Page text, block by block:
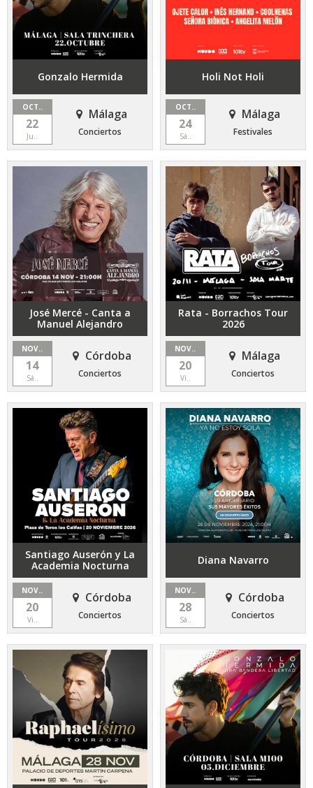
Gonzalo Hermida
OCT..
22
Ju..
Málaga
Conciertos
Holi Not Holi
OCT..
24
Sá..
Málaga
Festivales
José Mercé - Canta a
Manuel Alejandro
NOV..
14
Sá..
Córdoba
Conciertos
Rata - Borrachos Tour
2026
NOV..
20
Vi..
Málaga
Conciertos
Santiago Auserón y La
Academia Nocturna
NOV..
20
Vi..
Córdoba
Conciertos
Diana Navarro
NOV..
28
Sá..
Córdoba
Conciertos